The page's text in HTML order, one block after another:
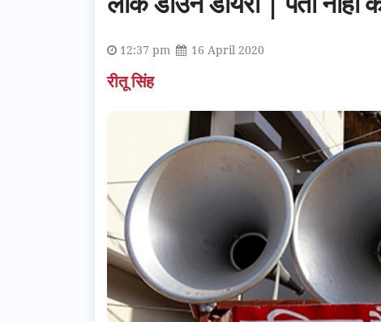
12:37 pm 16 April 2020
रीतू सिंह